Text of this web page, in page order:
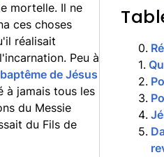
mortelle. Il ne
ces choses
réalisait
Peu à
de Jésus
à jamais tous les
du Messie
du Fils de
0.
1.
2.
3.
4.
5.